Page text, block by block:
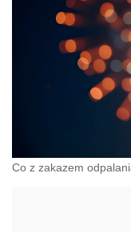
Co z zakazem